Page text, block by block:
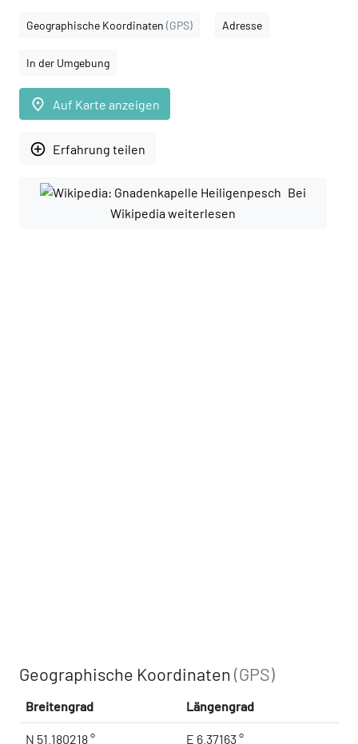
Geographische Koordinaten (GPS) Adresse
In der Umgebung
place Auf Karte anzeigen
add_circle_outline Erfahrung teilen
Bei
Wikipedia weiterlesen
Geographische Koordinaten(GPS)
Breitengrad Längengrad
N 51.180218 ° E 6.37163 °